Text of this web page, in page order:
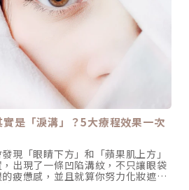
內到外的全面改善，重塑臉部輪
EMFACE®作用原理 HIFES技術：強
，就像給肌肉進行一次全面訓練，使
臉部輪廓變得更緊緻。SYNC RF技
將肌膚溫度提升至42°C，有效緊縮
力蛋白新生，使皮膚變得豐盈水
可以達到哪些效果？醫學研究顯
療程，每次20分鐘，連續4週後，
30%：肌肉更結實有彈性，微笑或抬
堅挺。 臉部提升效果增加23%：臉部
加緊緻。 膠原蛋白增加26%：皮膚
光彩。 皺紋淡化37%：刺激膠原蛋
的價格實際上，EMFACE®
人的肌膚狀況和需求不同。有些人
效果，而有些人則需要更多次數。
約在6萬到10萬之間，具體費用取決
經驗和設施品質等因素。最好的方
是「淚溝」？5大療程效果一次
現「眼睛下方」和「蘋果肌上方」
出現了一條凹陷溝紋，不只讓眼袋
疲憊感，並且就算你努力化妝遮